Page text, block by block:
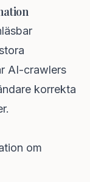
AI-crawlers
korrekta
om